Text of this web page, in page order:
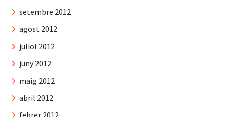
setembre 2012
agost 2012
juliol 2012
juny 2012
maig 2012
abril 2012
febrer 2012